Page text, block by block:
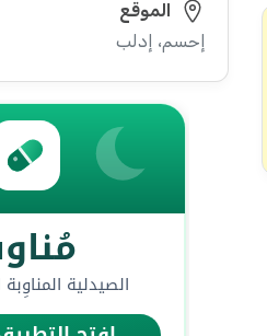
الموقع
إحسم، إدلب